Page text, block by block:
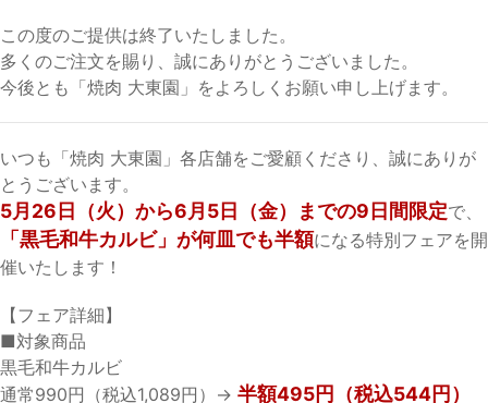
この度のご提供は終了いたしました。
多くのご注文を賜り、誠にありがとうございました。
今後とも「焼肉 大東園」をよろしくお願い申し上げます。
いつも「焼肉 大東園」各店舗をご愛顧くださり、誠にありが
とうございます。
5月26日（火）から6月5日（金）までの9日間限定で、
「黒毛和牛カルビ」が何皿でも半額になる特別フェアを開
催いたします！
【フェア詳細】
■対象商品
黒毛和牛カルビ
通常990円（税込1,089円）→ 半額495円（税込544円）